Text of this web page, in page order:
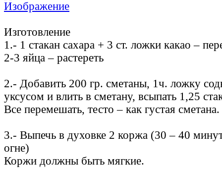
Изготовление
1.- 1 стакан сахара + 3 ст. ложки какао –
2-3 яйца – растереть
2.- Добавить 200 гр. сметаны, 1ч. ложку
уксусом и влить в сметану, всыпать 1,25
Все перемешать, тесто – как густая сметана.
3.- Выпечь в духовке 2 коржа (30 – 40
огне)
Коржи должны быть мягкие.